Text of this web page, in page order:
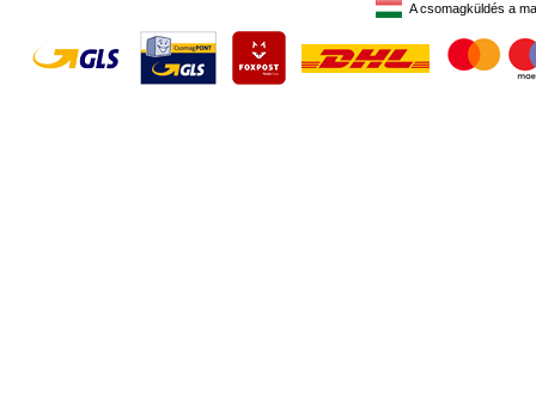
A csomagküldés a